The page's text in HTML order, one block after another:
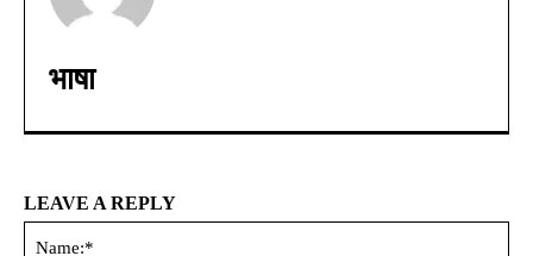
भाषा
LEAVE A REPLY